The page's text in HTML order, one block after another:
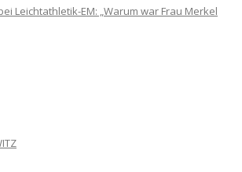
Leichtathletik-EM: „Warum war Frau Merkel